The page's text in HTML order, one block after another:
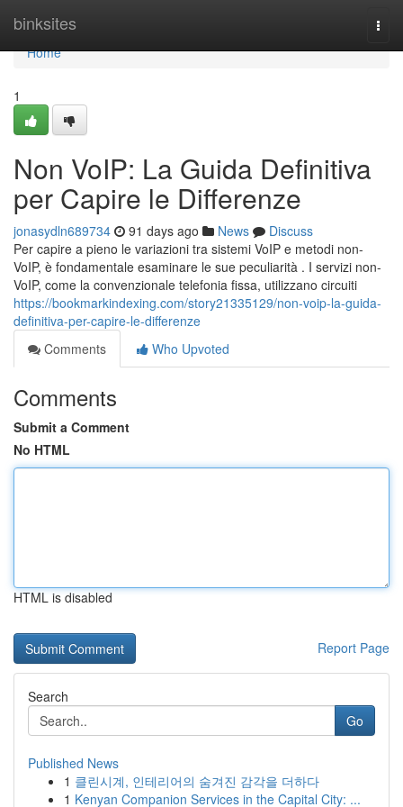
binksites
Home
Home
1
Non VoIP: La Guida Definitiva
per Capire le Differenze
jonasydln689734 91 days ago News
Discuss
Per capire a pieno le variazioni tra sistemi VoIP e metodi non-
VoIP, è fondamentale esaminare le sue peculiarità . I servizi non-
VoIP, come la convenzionale telefonia fissa, utilizzano circuiti
https://bookmarkindexing.com/story21335129/non-voip-la-guida-
definitiva-per-capire-le-differenze
Comments
Who Upvoted
Comments
Submit a Comment
No HTML
HTML is disabled
Report Page
Search
Go
Published News
1 클린시계, 인테리어의 숨겨진 감각을 더하다
1 Kenyan Companion Services in the Capital City: ...